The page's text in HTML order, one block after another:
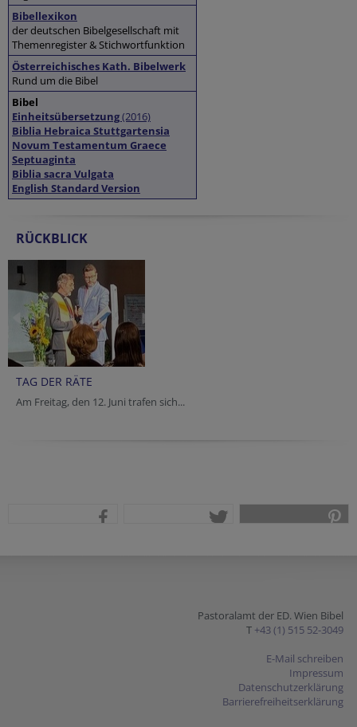
Bibellexikon
der deutschen Bibelgesellschaft mit
Themenregister & Stichwortfunktion
Österreichisches Kath. Bibelwerk
Rund um die Bibel
Bibel
Einheitsübersetzung(2016)
Biblia Hebraica Stuttgartensia
Novum Testamentum Graece
Septuaginta
Biblia sacra Vulgata
English Standard Version
RÜCKBLICK
TAG DER RÄTE
Am Freitag, den 12. Juni trafen sich...
Pastoralamt der ED. Wien Bibel
T +43 (1) 515 52-3049
E-Mail schreiben
Impressum
Datenschutzerklärung
Barrierefreiheitserklärung